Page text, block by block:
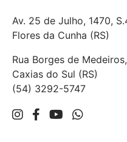
Av. 25 de Julho, 1470,
Flores da Cunha (RS)
Rua Borges de
Caxias do Sul (RS)
(54) 3292-5747